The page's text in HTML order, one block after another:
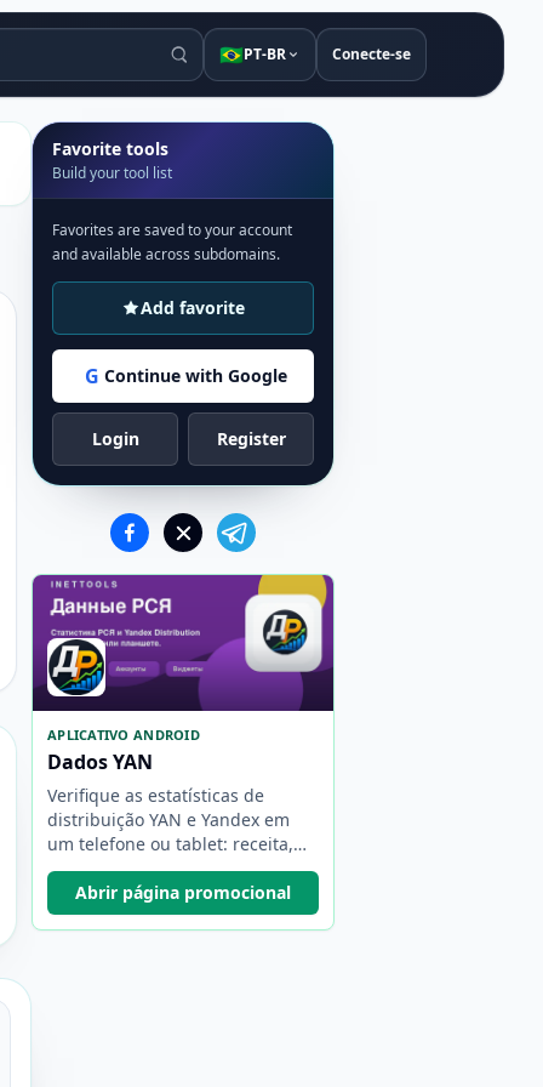
🇧🇷PT-BR Conecte-se
Favorite tools
Build your tool list
Favorites are saved to your account
and available across subdomains.
Add favorite
G Continue with Google
Login Register
APLICATIVO ANDROID
Dados YAN
Verifique as estatísticas de
distribuição YAN e Yandex em
um telefone ou tablet: receita,
períodos, contas, atualização
automática e widgets.
Abrir página promocional